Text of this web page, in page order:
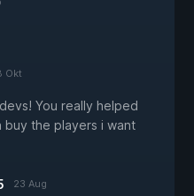
Okt
You really helped
buy the players i want
23 Aug